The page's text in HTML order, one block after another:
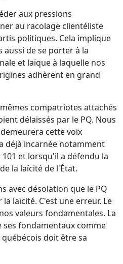
aux pressions
au racolage clientéliste
politiques. Cela implique
aussi de se porter à la
et laïque à laquelle nos
adhèrent en grand
compatriotes attachés
délaissés par le PQ. Nous
cette voix
déjà incarnée notamment
et lorsqu'il a défendu la
la laïcité de l'État.
avec désolation que le PQ
laïcité. C'est une erreur. Le
valeurs fondamentales. La
ses fondamentaux comme
doit être sa